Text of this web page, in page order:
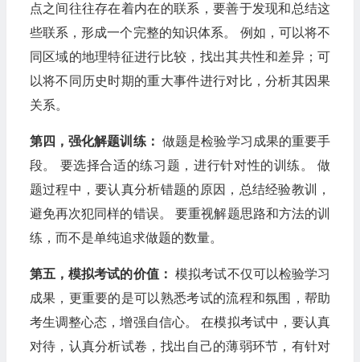
点之间往往存在着内在的联系，要善于发现和总结这
些联系，形成一个完整的知识体系。 例如，可以将不
同区域的地理特征进行比较，找出其共性和差异；可
以将不同历史时期的重大事件进行对比，分析其因果
关系。
第四，强化解题训练： 做题是检验学习成果的重要手
段。 要选择合适的练习题，进行针对性的训练。 做
题过程中，要认真分析错题的原因，总结经验教训，
避免再次犯同样的错误。 要重视解题思路和方法的训
练，而不是单纯追求做题的数量。
第五，模拟考试的价值： 模拟考试不仅可以检验学习
成果，更重要的是可以熟悉考试的流程和氛围，帮助
考生调整心态，增强自信心。 在模拟考试中，要认真
对待，认真分析试卷，找出自己的薄弱环节，有针对